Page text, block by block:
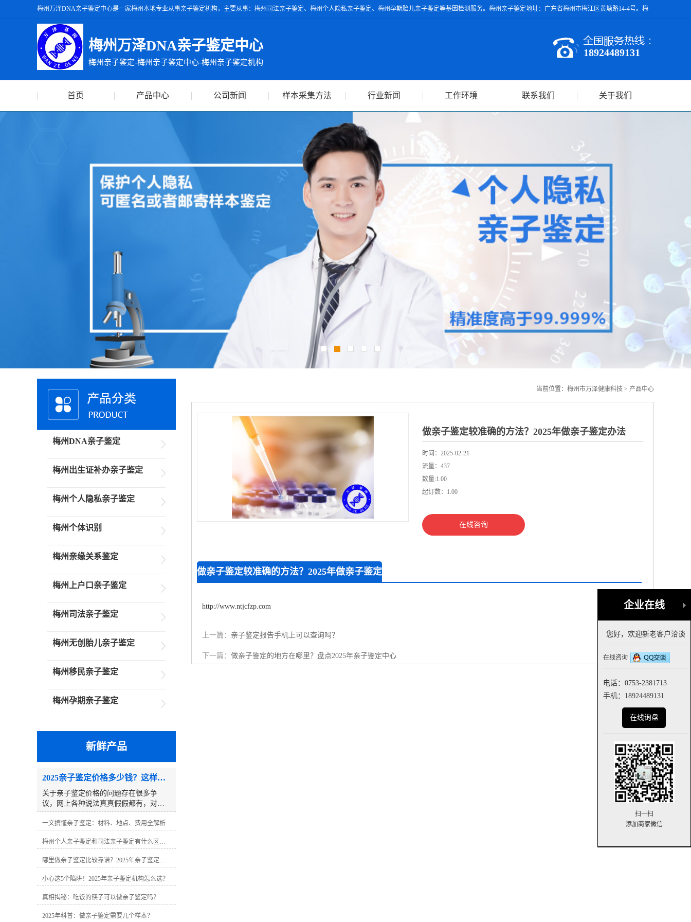
梅州万泽DNA亲子鉴定中心是一家梅州本地专业从事亲子鉴定机构，主要从事：梅州司法亲子鉴定、梅州个人隐私亲子鉴定、梅州孕期胎儿亲子鉴定等基因检测服务。梅州亲子鉴定地址：广东省梅州市梅江区黄塘路14-4号。梅
州万泽DNA亲子鉴定中心出具的亲子鉴定报告准确率达99.99%，出具的亲子鉴定报告可作为独立司法鉴定依据，全球通用。
梅州万泽DNA亲子鉴定中心
梅州亲子鉴定-梅州亲子鉴定中心-梅州亲子鉴定机构
18924489131
首页 产品中心 公司新闻 样本采集方法 行业新闻 工作环境 联系我们 关于我们
当前位置： 梅州市万泽健康科技 > 产品中心
做亲子鉴定较准确的方法？2025年做亲子鉴定办法
时间：2025-02-21
流量：437
数量:1.00
起订数：1.00
在线咨询
做亲子鉴定较准确的方法？2025年做亲子鉴定
http://www.ntjcfzp.com
上一篇： 亲子鉴定报告手机上可以查询吗？
下一篇： 做亲子鉴定的地方在哪里？盘点2025年亲子鉴定中心
梅州DNA亲子鉴定
梅州出生证补办亲子鉴定
梅州个人隐私亲子鉴定
梅州个体识别
梅州亲缘关系鉴定
梅州上户口亲子鉴定
梅州司法亲子鉴定
梅州无创胎儿亲子鉴定
梅州移民亲子鉴定
梅州孕期亲子鉴定
新鲜产品
2025亲子鉴定价格多少钱？这样选省一半钱
关于亲子鉴定价格的问题存在很多争
议，网上各种说法真真假假都有，对于
第一次接触亲子鉴定的当事人来说很难
分辨，到底做一个亲子鉴定需要多少
个固定数字，因为具体的亲子鉴定价格
往往因地区、鉴定类型、样本数量、鉴
定样本、附加服务等因素而异。2025亲
子鉴定价格多少钱？这样选省一半
钱 一、不同类型亲子鉴定价格区间
（2025年正规机构指导价）�� 司法亲
子鉴定• 父子二联体：2400-2800元（含
法律效力）• 父母子三联体：3000-3900
一文搞懂亲子鉴定：材料、地点、费用全解析
梅州个人亲子鉴定和司法亲子鉴定有什么区别？
哪里做亲子鉴定比较靠谱？2025年亲子鉴定机构指南
小心这5个陷阱！2025年亲子鉴定机构怎么选？
真相揭秘：吃饭的筷子可以做亲子鉴定吗？
2025年科普：做亲子鉴定需要几个样本？
企业在线
您好，欢迎新老客户洽谈
在线咨询
电话：0753-2381713
手机：18924489131
在线询盘
扫一扫
添加商家微信